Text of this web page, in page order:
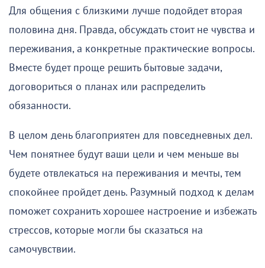
Для общения с близкими лучше подойдет вторая
половина дня. Правда, обсуждать стоит не чувства и
переживания, а конкретные практические вопросы.
Вместе будет проще решить бытовые задачи,
договориться о планах или распределить
обязанности.
В целом день благоприятен для повседневных дел.
Чем понятнее будут ваши цели и чем меньше вы
будете отвлекаться на переживания и мечты, тем
спокойнее пройдет день. Разумный подход к делам
поможет сохранить хорошее настроение и избежать
стрессов, которые могли бы сказаться на
самочувствии.